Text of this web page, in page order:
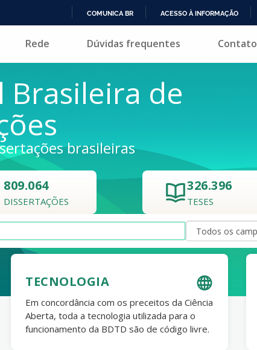
PARA
COMUNICA BR ACESSO À INFORMAÇÃO
Rede Dúvidas frequentes Contato
Brasileira de
brasileiras
809.064
DISSERTAÇÕES
326.396
TESES
TECNOLOGIA
Em concordância com os preceitos da Ciência
Aberta, toda a tecnologia utilizada para o
funcionamento da BDTD são de código livre.